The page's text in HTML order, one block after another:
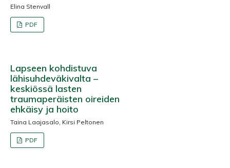
Elina Stenvall
PDF
Lapseen kohdistuva
lähisuhdeväkivalta –
keskiössä lasten
traumaperäisten oireiden
ehkäisy ja hoito
Taina Laajasalo, Kirsi Peltonen
PDF